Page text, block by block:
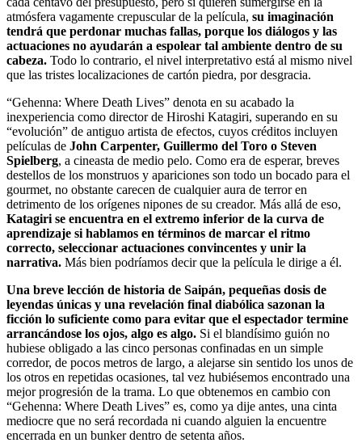
atmósfera vagamente crepuscular de la película, su imaginación
tendrá que perdonar muchas fallas, porque los diálogos y las
actuaciones no ayudarán a espolear tal ambiente dentro de su
cabeza. Todo lo contrario, el nivel interpretativo está al mismo nivel
que las tristes localizaciones de cartón piedra, por desgracia.
“Gehenna: Where Death Lives” denota en su acabado la
inexperiencia como director de Hiroshi Katagiri, superando en su
“evolución” de antiguo artista de efectos, cuyos créditos incluyen
películas de John Carpenter, Guillermo del Toro o Steven
Spielberg, a cineasta de medio pelo. Como era de esperar, breves
destellos de los monstruos y apariciones son todo un bocado para el
gourmet, no obstante carecen de cualquier aura de terror en
detrimento de los orígenes nipones de su creador. Más allá de eso,
Katagiri se encuentra en el extremo inferior de la curva de
aprendizaje si hablamos en términos de marcar el ritmo
correcto, seleccionar actuaciones convincentes y unir la
narrativa. Más bien podríamos decir que la película le dirige a él.
Una breve lección de historia de Saipán, pequeñas dosis de
leyendas únicas y una revelación final diabólica sazonan la
ficción lo suficiente como para evitar que el espectador termine
arrancándose los ojos, algo es algo. Si el blandísimo guión no
hubiese obligado a las cinco personas confinadas en un simple
corredor, de pocos metros de largo, a alejarse sin sentido los unos de
los otros en repetidas ocasiones, tal vez hubiésemos encontrado una
mejor progresión de la trama. Lo que obtenemos en cambio con
“Gehenna: Where Death Lives” es, como ya dije antes, una cinta
mediocre que no será recordada ni cuando alguien la encuentre
encerrada en un bunker dentro de setenta años.